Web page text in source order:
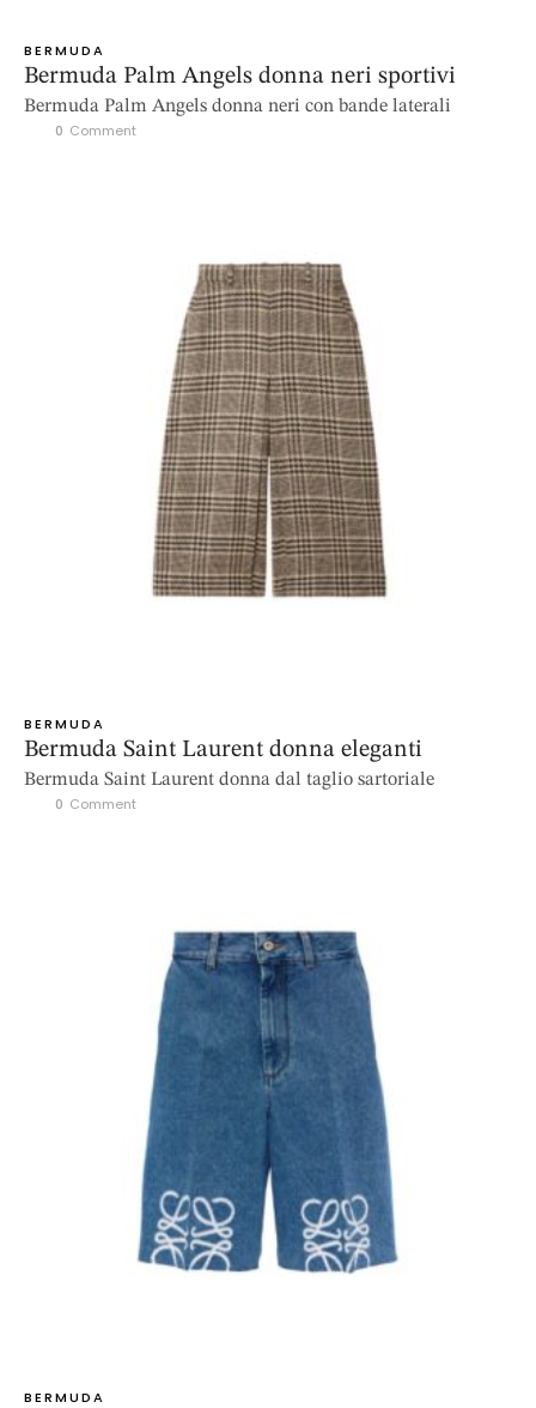
BERMUDA
Bermuda Palm Angels donna neri sportivi
Bermuda Palm Angels donna neri con bande laterali
0 Comment
BERMUDA
Bermuda Saint Laurent donna eleganti
Bermuda Saint Laurent donna dal taglio sartoriale
0 Comment
BERMUDA